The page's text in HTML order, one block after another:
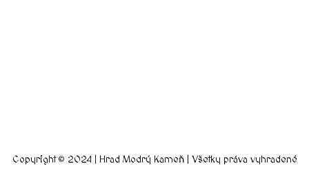
Copyright © 2024 | Hrad Modrý Kameň | Všetky práva vyhradené